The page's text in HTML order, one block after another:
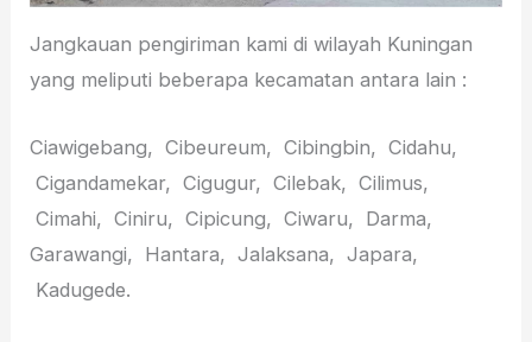
Jangkauan pengiriman kami di wilayah Kuningan
yang meliputi beberapa kecamatan antara lain :
Ciawigebang, Cibeureum, Cibingbin, Cidahu,
Cigandamekar, Cigugur, Cilebak, Cilimus,
Cimahi, Ciniru, Cipicung, Ciwaru, Darma,
Garawangi, Hantara, Jalaksana, Japara,
Kadugede.